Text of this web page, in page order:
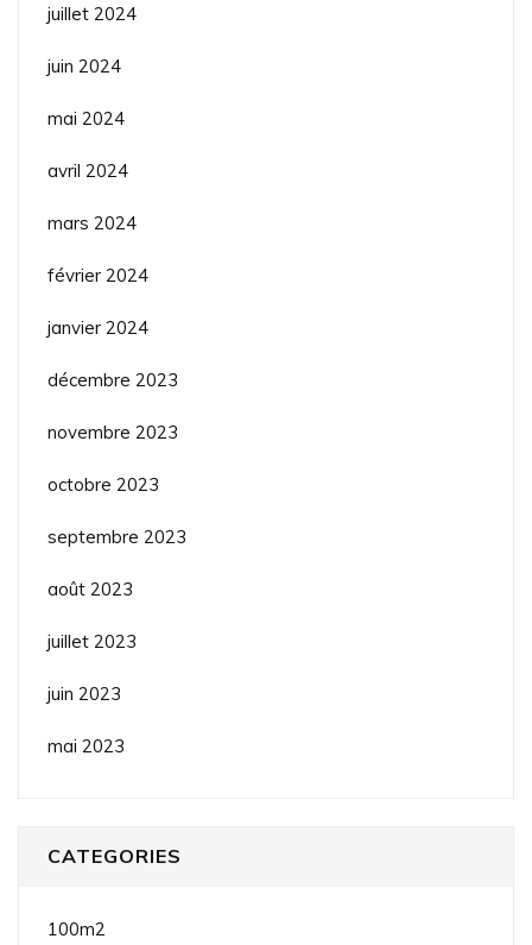
juillet 2024
juin 2024
mai 2024
avril 2024
mars 2024
février 2024
janvier 2024
décembre 2023
novembre 2023
octobre 2023
septembre 2023
août 2023
juillet 2023
juin 2023
mai 2023
CATEGORIES
100m2